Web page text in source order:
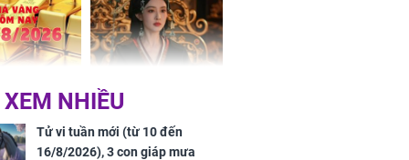
sáng
nay,
2026: Tăng
triệu
'Bách Hoa Sát' vừa kết
thúc, Mạnh Tử Nghĩa
đã vướng tranh luận
NHIỀU
Tử vi tuần mới (từ 10 đến
16/8/2026), 3 con giáp mưa